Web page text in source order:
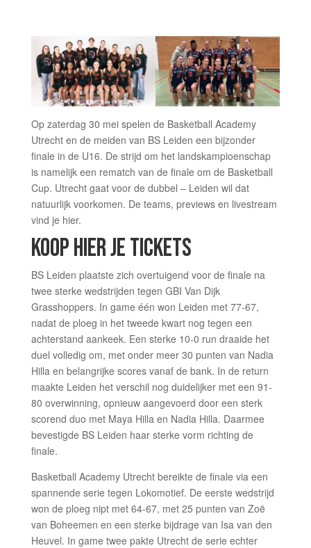
Op zaterdag 30 mei spelen de Basketball Academy
Utrecht en de meiden van BS Leiden een bijzonder
finale in de U16. De strijd om het landskampioenschap
is namelijk een rematch van de finale om de Basketball
Cup. Utrecht gaat voor de dubbel – Leiden wil dat
natuurlijk voorkomen. De teams, previews en livestream
vind je hier.
KOOP HIER JE TICKETS
BS Leiden plaatste zich overtuigend voor de finale na
twee sterke wedstrijden tegen GBI Van Dijk
Grasshoppers. In game één won Leiden met 77-67,
nadat de ploeg in het tweede kwart nog tegen een
achterstand aankeek. Een sterke 10-0 run draaide het
duel volledig om, met onder meer 30 punten van Nadia
Hilla en belangrijke scores vanaf de bank. In de return
maakte Leiden het verschil nog duidelijker met een 91-
80 overwinning, opnieuw aangevoerd door een sterk
scorend duo met Maya Hilla en Nadia Hilla. Daarmee
bevestigde BS Leiden haar sterke vorm richting de
finale.
Basketball Academy Utrecht bereikte de finale via een
spannende serie tegen Lokomotief. De eerste wedstrijd
won de ploeg nipt met 64-67, met 25 punten van Zoë
van Boheemen en een sterke bijdrage van Isa van den
Heuvel. In game twee pakte Utrecht de serie echter